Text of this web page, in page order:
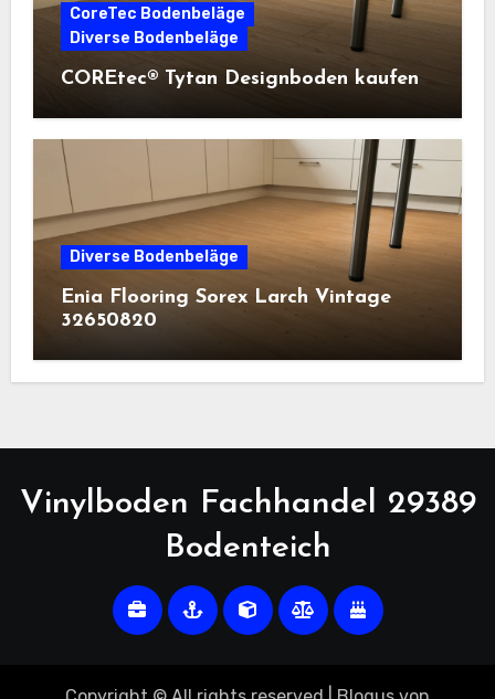
CoreTec Bodenbeläge
Diverse Bodenbeläge
COREtec® Tytan Designboden kaufen
Diverse Bodenbeläge
Enia Flooring Sorex ​Larch Vintage
32650820
Vinylboden Fachhandel 29389
Bodenteich